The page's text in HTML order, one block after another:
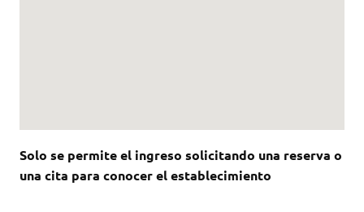
Solo se permite el ingreso solicitando una reserva o
una cita para conocer el establecimiento